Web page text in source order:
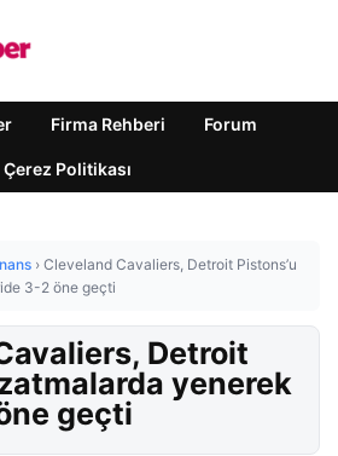
Firma Rehberi Forum
Çerez Politikası
› Cleveland Cavaliers, Detroit Pistons’u
3-2 öne geçti
Detroit
yenerek
geçti